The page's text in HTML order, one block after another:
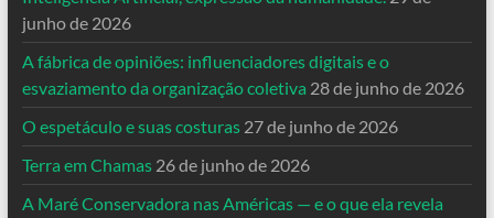
junho de 2026
A fábrica de opiniões: influenciadores digitais e o
esvaziamento da organização coletiva 28 de junho de 2026
O espetáculo e suas costuras 27 de junho de 2026
Terra em Chamas 26 de junho de 2026
A Maré Conservadora nas Américas — e o que ela revela